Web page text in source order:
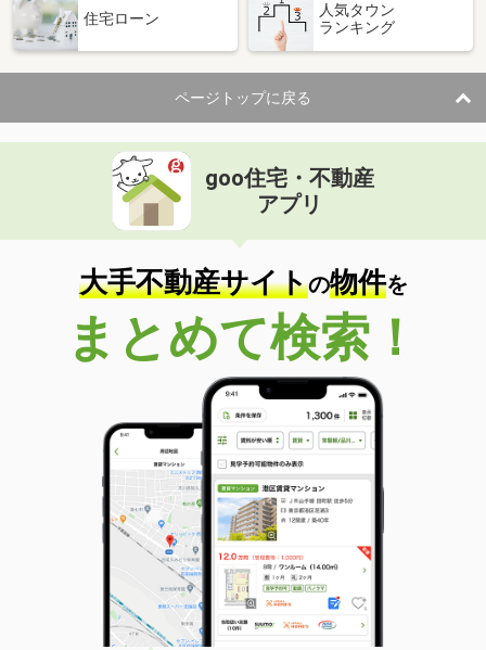
住宅ローン
人気タウン
ランキング
ページトップに戻る
goo住宅・不動産
アプリ
大手不動産サイトの物件を
まとめて検索！